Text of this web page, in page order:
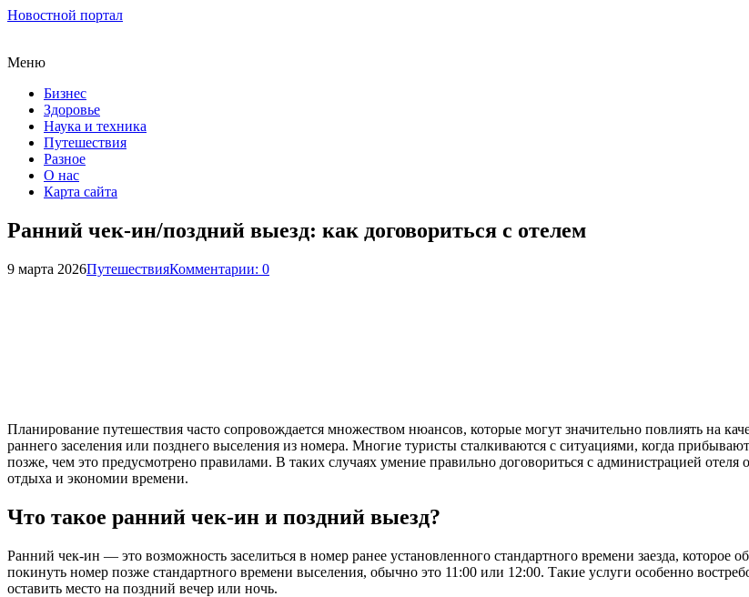
Новостной портал
Меню
Бизнес
Здоровье
Наука и техника
Путешествия
Разное
О нас
Карта сайта
Ранний чек-ин/поздний выезд: как договориться с отелем
9 марта 2026ПутешествияКомментарии: 0
Планирование путешествия часто сопровождается множеством нюансов, которые могут значительно повлиять на
раннего заселения или позднего выселения из номера. Многие туристы сталкиваются с ситуациями, когда
позже, чем это предусмотрено правилами. В таких случаях умение правильно договориться с администрацией
отдыха и экономии времени.
Что такое ранний чек-ин и поздний выезд?
Ранний чек-ин — это возможность заселиться в номер ранее установленного стандартного времени заезда,
покинуть номер позже стандартного времени выселения, обычно это 11:00 или 12:00. Такие услуги особенно
оставить место на поздний вечер или ночь.